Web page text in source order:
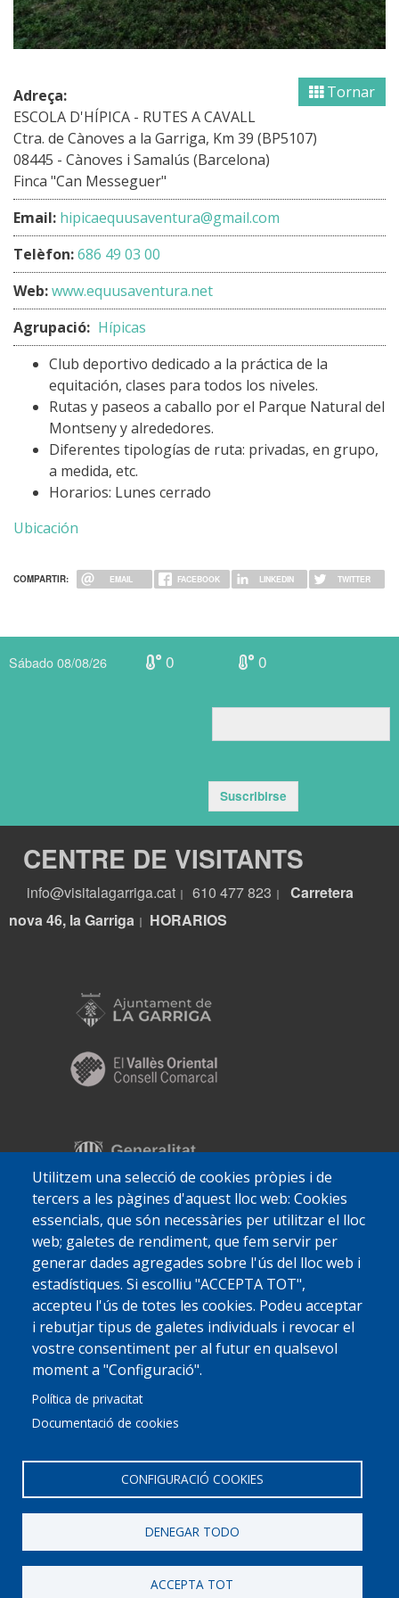
Tornar
Adreça:
ESCOLA D'HÍPICA - RUTES A CAVALL
Ctra. de Cànoves a la Garriga, Km 39 (BP5107)
08445 - Cànoves i Samalús (Barcelona)
Finca "Can Messeguer"
Email: hipicaequusaventura@gmail.com
Telèfon:686 49 03 00
Web:www.equusaventura.net
Agrupació: Hípicas
Club deportivo dedicado a la práctica de la
equitación, clases para todos los niveles.
Rutas y paseos a caballo por el Parque Natural del
Montseny y alrededores.
Diferentes tipologías de ruta: privadas, en grupo,
a medida, etc.
Horarios: Lunes cerrado
Ubicación
COMPARTIR: EMAIL FACEBOOK LINKEDIN TWITTER
Utilitzem una selecció de cookies pròpies i de
tercers a les pàgines d'aquest lloc web: Cookies
essencials, que són necessàries per utilitzar el lloc
web; galetes de rendiment, que fem servir per
generar dades agregades sobre l'ús del lloc web i
estadístiques. Si escolliu "ACCEPTA TOT",
accepteu l'ús de totes les cookies. Podeu acceptar
i rebutjar tipus de galetes individuals i revocar el
vostre consentiment per al futur en qualsevol
moment a "Configuració".
Política de privacitat
Documentació de cookies
CONFIGURACIÓ COOKIES
DENEGAR TODO
ACCEPTA TOT
Sábado 08/08/26 0 0
Suscribirse
CENTRE DE VISITANTS
info@visitalagarriga.cat 610 477 823
Carretera
nova 46, la Garriga
HORARIOS
© 2022 Ajuntament La GarrigaAvis legal
Protecció de dades
Política de CookiesImplementat perPerception